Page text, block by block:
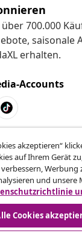
700.000
saisonale
erhalten.
Accounts
für
Vertrag
akzeptieren“
auf Ihrem Gerät
Werbung
und
Cookies